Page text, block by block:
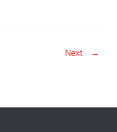
Next →